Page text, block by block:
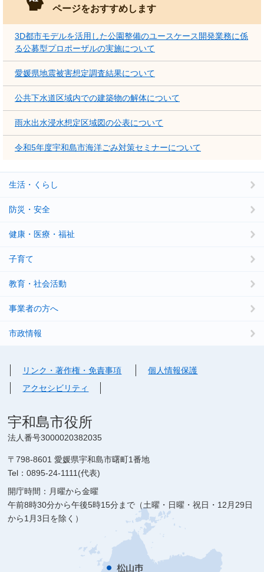
ページをおすすめします
3D都市モデルを活用した公園整備のユースケース開発業務に係
る公募型プロポーザルの実施について
愛媛県地震被害想定調査結果について
公共下水道区域内での建築物の解体について
雨水出水浸水想定区域図の公表について
令和5年度宇和島市海洋ごみ対策セミナーについて
生活・くらし
防災・安全
健康・医療・福祉
子育て
教育・社会活動
事業者の方へ
市政情報
リンク・著作権・免責事項
個人情報保護
アクセシビリティ
宇和島市役所
法人番号3000020382035
〒798-8601 愛媛県宇和島市曙町1番地
Tel：0895-24-1111(代表)
開庁時間：月曜から金曜
午前8時30分から午後5時15分まで（土曜・日曜・祝日・12月29日
から1月3日を除く）